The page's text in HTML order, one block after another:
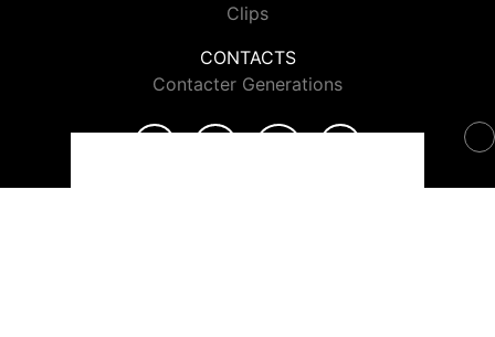
Clips
CONTACTS
Contacter Generations